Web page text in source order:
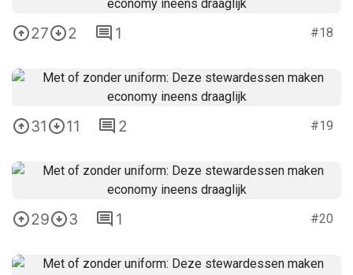
27 2 1 #18
31 11 2 #19
29 3 1 #20